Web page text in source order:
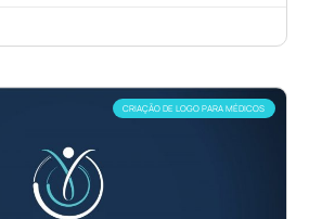
CRIAÇÃO DE LOGO PARA MÉDICOS